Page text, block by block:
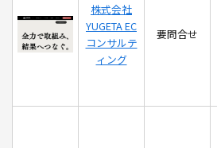
株式会社
YUGETA EC
コンサルテ
ィング
要問合せ